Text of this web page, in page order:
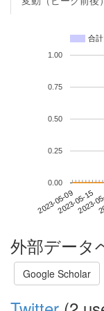
合計
2023-05-092023-05-15
2023-
0.00
0.25
0.50
0.75
1.00
外部データ
Google Scholar